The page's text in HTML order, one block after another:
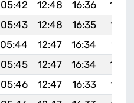
05:42 12:48 16:36
05:43 12:48 16:35
05:44 12:47 16:34
19:41
05:45 12:47 16:34
05:46 12:47 16:33